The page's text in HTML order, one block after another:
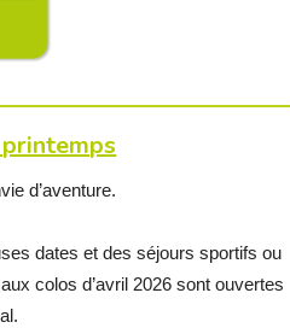
d’aventure.
dates et des séjours sportifs ou
colos d’avril 2026 sont ouvertes